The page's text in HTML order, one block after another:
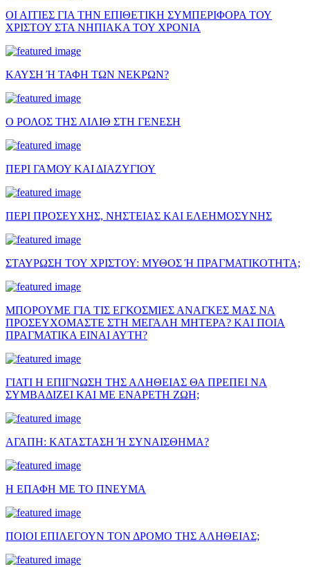
ΟΙ ΑΙΤΙΕΣ ΓΙΑ ΤΗΝ ΕΠΙΘΕΤΙΚΗ ΣΥΜΠΕΡΙΦΟΡΑ ΤΟΥ
ΧΡΙΣΤΟΥ ΣΤΑ ΝΗΠΙΑΚΑ ΤΟΥ ΧΡΟΝΙΑ
ΚΑΥΣΗ Ή ΤΑΦΗ ΤΩΝ ΝΕΚΡΩΝ?
Ο ΡΟΛΟΣ ΤΗΣ ΛΙΛΙΘ ΣΤΗ ΓΕΝΕΣΗ
ΠΕΡΙ ΓΑΜΟΥ ΚΑΙ ΔΙΑΖΥΓΙΟΥ
ΠΕΡΙ ΠΡΟΣΕΥΧΗΣ, ΝΗΣΤΕΙΑΣ ΚΑΙ ΕΛΕΗΜΟΣΥΝΗΣ
ΣΤΑΥΡΩΣΗ ΤΟΥ ΧΡΙΣΤΟΥ: ΜΥΘΟΣ Ή ΠΡΑΓΜΑΤΙΚΟΤΗΤΑ;
ΜΠΟΡΟΥΜΕ ΓΙΑ ΤΙΣ ΕΓΚΟΣΜΙΕΣ ΑΝΑΓΚΕΣ ΜΑΣ ΝΑ
ΠΡΟΣΕΥΧΟΜΑΣΤΕ ΣΤΗ ΜΕΓΑΛΗ ΜΗΤΕΡΑ? ΚΑΙ ΠΟΙΑ
ΠΡΑΓΜΑΤΙΚΑ ΕΙΝΑΙ ΑΥΤΗ?
ΓΙΑΤΙ Η ΕΠΙΓΝΩΣΗ ΤΗΣ ΑΛΗΘΕΙΑΣ ΘΑ ΠΡΕΠΕΙ ΝΑ
ΣΥΜΒΑΔΙΖΕΙ ΚΑΙ ΜΕ ΕΝΑΡΕΤΗ ΖΩΗ;
ΑΓΑΠΗ: ΚΑΤΑΣΤΑΣΗ Ή ΣΥΝΑΙΣΘΗΜΑ?
Η ΕΠΑΦΗ ΜΕ ΤΟ ΠΝΕΥΜΑ
ΠΟΙΟΙ ΕΠΙΛΕΓΟΥΝ ΤΟΝ ΔΡΟΜΟ ΤΗΣ ΑΛΗΘΕΙΑΣ;